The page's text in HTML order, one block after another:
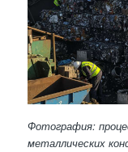
Фотография:
металлических